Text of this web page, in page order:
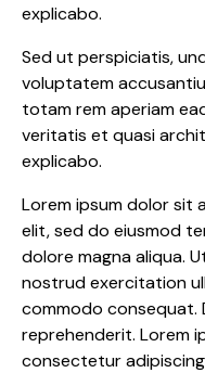
explicabo.
Sed ut perspiciatis,
voluptatem
totam rem aperiam
veritatis et quasi
explicabo.
Lorem ipsum dolor sit
elit, sed do eiusmod
dolore magna aliqua.
nostrud exercitation
commodo consequat.
reprehenderit. Lorem
consectetur